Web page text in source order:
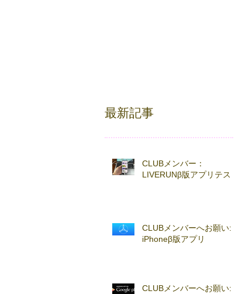
最新記事
CLUBメンバー：
LIVERUNβ版アプリテスト
CLUBメンバーへお願い:
iPhoneβ版アプリ
CLUBメンバーへお願い: